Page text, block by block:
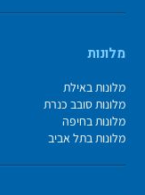
מלונות
מלונות באילת
מלונות סובב כנרת
מלונות בחיפה
מלונות בתל אביב